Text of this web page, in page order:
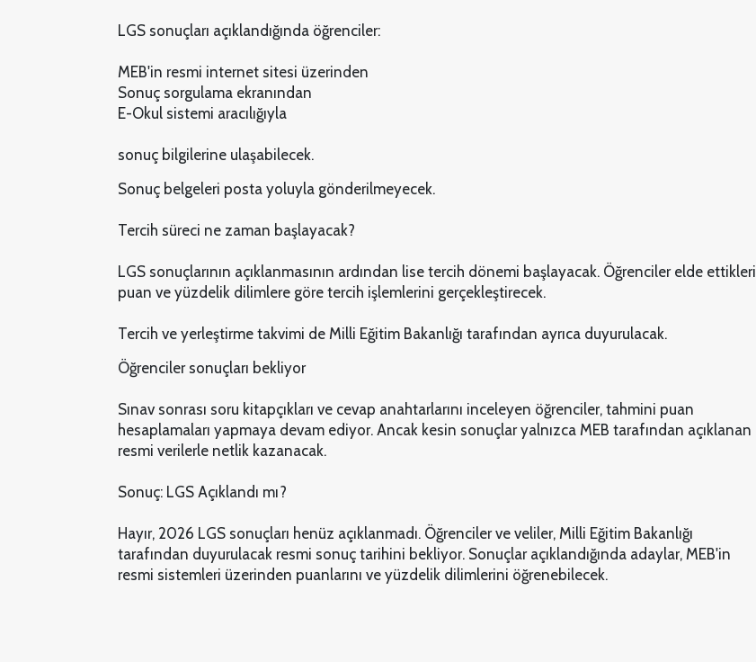
LGS sonuçları açıklandığında öğrenciler:
MEB'in resmi internet sitesi üzerinden
Sonuç sorgulama ekranından
E-Okul sistemi aracılığıyla
sonuç bilgilerine ulaşabilecek.
Sonuç belgeleri posta yoluyla gönderilmeyecek.
Tercih süreci ne zaman başlayacak?
LGS sonuçlarının açıklanmasının ardından lise tercih dönemi başlayacak. Öğrenciler elde ettikleri
puan ve yüzdelik dilimlere göre tercih işlemlerini gerçekleştirecek.
Tercih ve yerleştirme takvimi de Milli Eğitim Bakanlığı tarafından ayrıca duyurulacak.
Öğrenciler sonuçları bekliyor
Sınav sonrası soru kitapçıkları ve cevap anahtarlarını inceleyen öğrenciler, tahmini puan
hesaplamaları yapmaya devam ediyor. Ancak kesin sonuçlar yalnızca MEB tarafından açıklanan
resmi verilerle netlik kazanacak.
Sonuç: LGS Açıklandı mı?
Hayır, 2026 LGS sonuçları henüz açıklanmadı. Öğrenciler ve veliler, Milli Eğitim Bakanlığı
tarafından duyurulacak resmi sonuç tarihini bekliyor. Sonuçlar açıklandığında adaylar, MEB'in
resmi sistemleri üzerinden puanlarını ve yüzdelik dilimlerini öğrenebilecek.